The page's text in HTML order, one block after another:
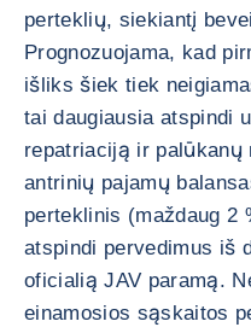
perteklių, siekiantį
Prognozuojama, kad
išliks šiek tiek
tai daugiausia atspindi
repatriaciją ir palūkanų
antrinių pajamų
perteklinis (maždaug 2
atspindi pervedimus iš
oficialią JAV paramą.
einamosios sąskaitos